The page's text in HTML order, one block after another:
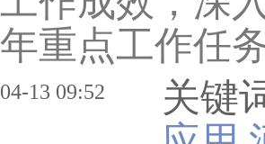
年重点工作任
04-13 09:52 关键